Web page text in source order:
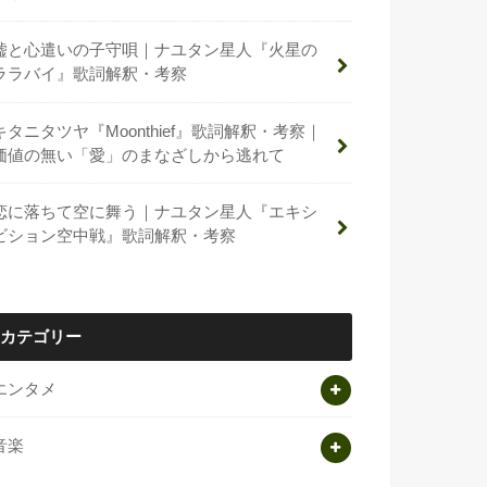
と心遣いの子守唄｜ナユタン星人『火星の
ラバイ』歌詞解釈・考察
タニタツヤ『Moonthief』歌詞解釈・考察｜
値の無い「愛」のまなざしから逃れて
に落ちて空に舞う｜ナユタン星人『エキシ
ション空中戦』歌詞解釈・考察
カテゴリー
ンタメ
楽